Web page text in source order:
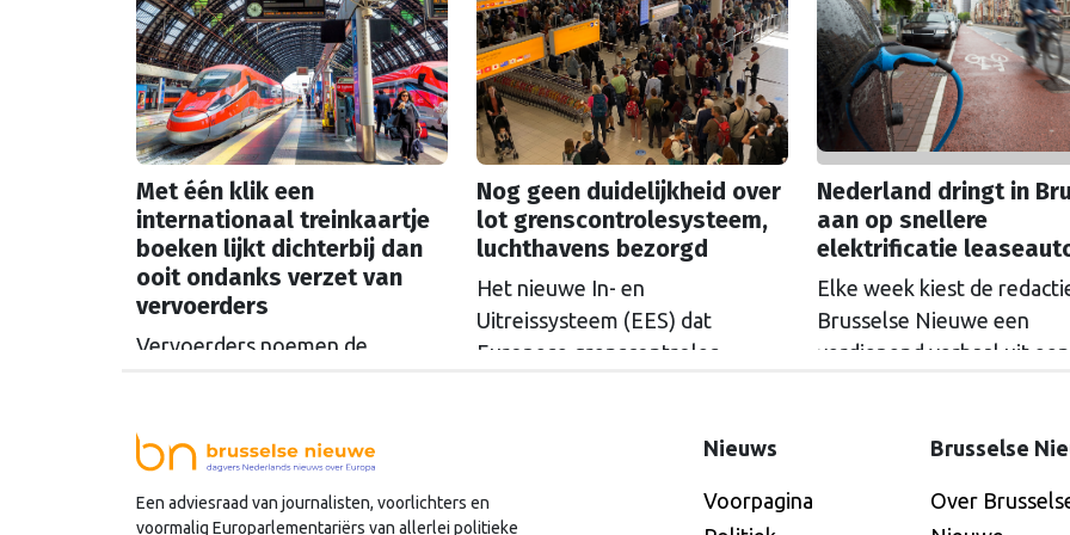
maken stuiten op kritiek.
Europese Rekenkamer.
versoepeld worden? Als
wetenschappers ligt, is
grove fout.
Met één klik een
internationaal treinkaartje
boeken lijkt dichterbij dan
ooit ondanks verzet van
vervoerders
Vervoerders noemen de
treinkaartjes makkelijker te
kunnen boeken "een ongekende
en onterechte regelzucht". Toch
Nog geen duidelijkheid over
lot grenscontrolesysteem,
luchthavens bezorgd
Het nieuwe In- en
Uitreissysteem (EES) dat
Europese grenscontroles
Nederland dringt in Brussel aan
Commissie geeft nog geen
Nederland dringt in
aan op snellere
elektrificatie
Elke week kiest de
Brusselse Nieuwe een
verdiepend verhaal uit
Nieuwsbrief Mobiliteit.
elektrische auto's aan te
Een adviesraad van journalisten, voorlichters en
voormalig Europarlementariërs van allerlei politieke
Nieuws
Voorpagina
Brusselse
Over